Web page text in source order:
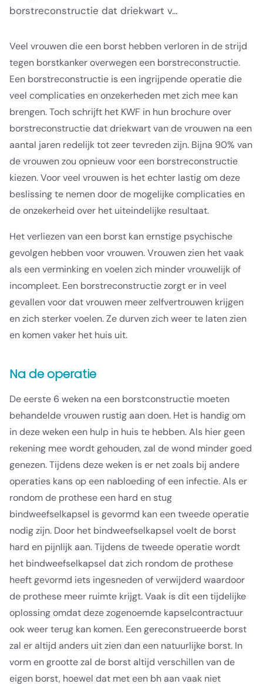
borstreconstructie dat driekwart v...
Veel vrouwen die een borst hebben verloren in de strijd
tegen borstkanker overwegen een borstreconstructie.
Een borstreconstructie is een ingrijpende operatie die
veel complicaties en onzekerheden met zich mee kan
brengen. Toch schrijft het KWF in hun brochure over
borstreconstructie dat driekwart van de vrouwen na een
aantal jaren redelijk tot zeer tevreden zijn. Bijna 90% van
de vrouwen zou opnieuw voor een borstreconstructie
kiezen. Voor veel vrouwen is het echter lastig om deze
beslissing te nemen door de mogelijke complicaties en
de onzekerheid over het uiteindelijke resultaat.
Het verliezen van een borst kan ernstige psychische
gevolgen hebben voor vrouwen. Vrouwen zien het vaak
als een verminking en voelen zich minder vrouwelijk of
incompleet. Een borstreconstructie zorgt er in veel
gevallen voor dat vrouwen meer zelfvertrouwen krijgen
en zich sterker voelen. Ze durven zich weer te laten zien
en komen vaker het huis uit.
Na de operatie
De eerste 6 weken na een borstconstructie moeten
behandelde vrouwen rustig aan doen. Het is handig om
in deze weken een hulp in huis te hebben. Als hier geen
rekening mee wordt gehouden, zal de wond minder goed
genezen. Tijdens deze weken is er net zoals bij andere
operaties kans op een nabloeding of een infectie. Als er
rondom de prothese een hard en stug
bindweefselkapsel is gevormd kan een tweede operatie
nodig zijn. Door het bindweefselkapsel voelt de borst
hard en pijnlijk aan. Tijdens de tweede operatie wordt
het bindweefselkapsel dat zich rondom de prothese
heeft gevormd iets ingesneden of verwijderd waardoor
de prothese meer ruimte krijgt. Vaak is dit een tijdelijke
oplossing omdat deze zogenoemde kapselcontractuur
ook weer terug kan komen. Een gereconstrueerde borst
zal er altijd anders uit zien dan een natuurlijke borst. In
vorm en grootte zal de borst altijd verschillen van de
eigen borst, hoewel dat met een bh aan vaak niet